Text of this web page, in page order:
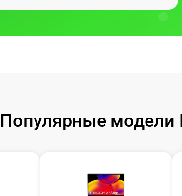
Популярные модели